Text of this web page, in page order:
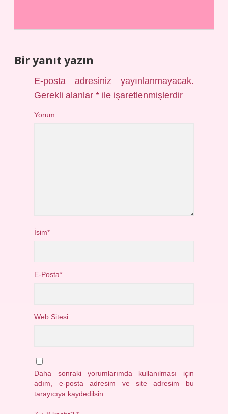
Bir yanıt yazın
E-posta adresiniz yayınlanmayacak.
Gerekli alanlar* ile işaretlenmişlerdir
Yorum
İsim*
E-Posta*
Web Sitesi
Daha sonraki yorumlarımda kullanılması için
adım, e-posta adresim ve site adresim bu
tarayıcıya kaydedilsin.